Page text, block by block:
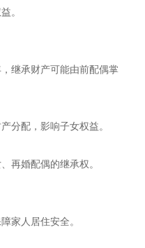
。
继承财产可能由前配偶掌
分配，影响子女权益。
再婚配偶的继承权。
家人居住安全。